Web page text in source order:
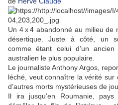
Un 4 x 4 abandonné au milieu
désertique. Juste à côté, un
comme étant celui d’un
australien le plus populaire.
Le journaliste Anthony Argos,
léché, veut connaître la vérité
d’autres morts mystérieuses de
Il ira jusqu’en Roumanie,